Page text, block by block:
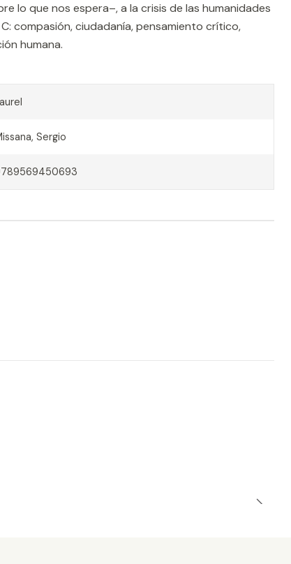
lo que nos espera–, a la crisis de las humanidades
compasión, ciudadanía, pensamiento crítico,
humana.
Sergio